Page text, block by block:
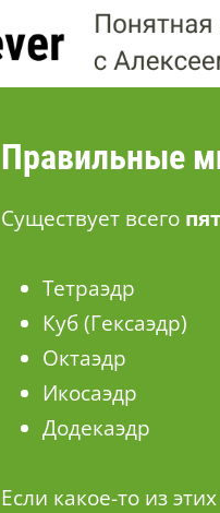
Правильные
Существует всего
Тетраэдр
Куб (Гексаэдр)
Октаэдр
Икосаэдр
Додекаэдр
Если какое-то из